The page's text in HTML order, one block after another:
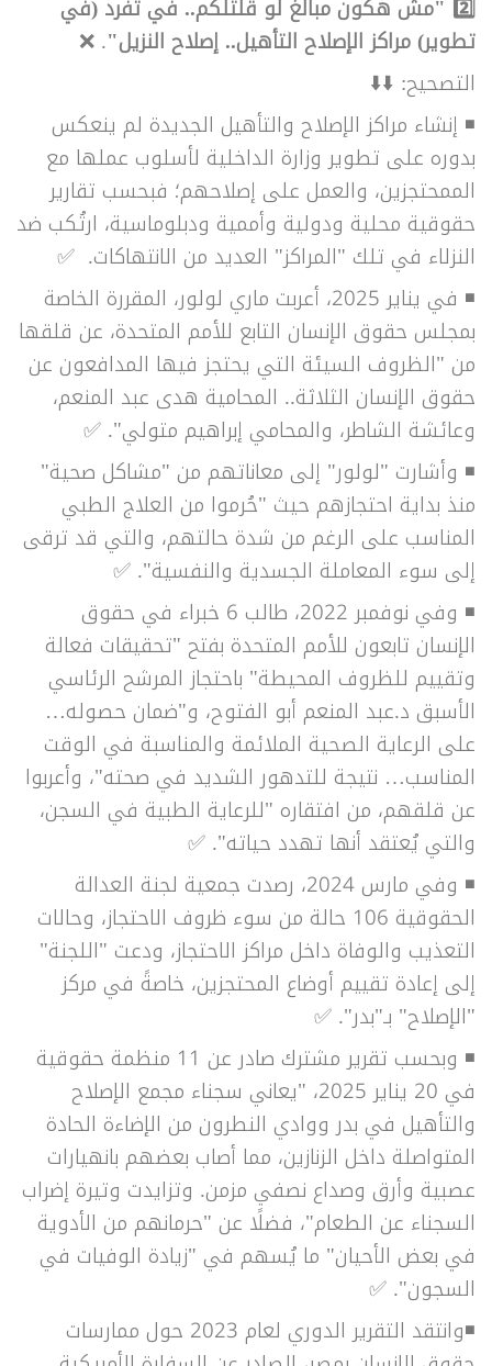
2️⃣ " مش هكون مبالغ لو قلتلكم.. في تفرد (في
تطوير) مراكز الإصلاح التأهيل.. إصلاح النزيل". ❌
التصحيح: ⬇️⬇️
◾ إنشاء مراكز الإصلاح والتأهيل الجديدة لم ينعكس
بدوره على تطوير وزارة الداخلية لأسلوب عملها مع
الممحتجزين، والعمل على إصلاحهم؛ فبحسب تقارير
حقوقية محلية ودولية وأممية ودبلوماسية، ارتُكب ضد
النزلاء في تلك "المراكز" العديد من الانتهاكات. ✅
◾
في يناير 2025، أعربت ماري لولور، المقررة الخاصة
بمجلس حقوق الإنسان التابع للأمم المتحدة، عن قلقها
من "الظروف السيئة التي يحتجز فيها المدافعون عن
حقوق الإنسان الثلاثة.. المحامية هدى عبد المنعم،
وعائشة الشاطر، والمحامي إبراهيم متولي". ✅
◾ وأشارت "لولور" إلى معاناتهم من "مشاكل صحية"
منذ بداية احتجازهم حيث "حُرموا من العلاج الطبي
المناسب على الرغم من شدة حالتهم، والتي قد ترقى
إلى سوء المعاملة الجسدية والنفسية". ✅
◾
وفي نوفمبر 2022، طالب 6 خبراء في حقوق
الإنسان تابعون للأمم المتحدة بفتح "تحقيقات فعالة
وتقييم للظروف المحيطة" باحتجاز المرشح الرئاسي
الأسبق د.عبد المنعم أبو الفتوح، و"ضمان حصوله…
على الرعاية الصحية الملائمة والمناسبة في الوقت
المناسب… نتيجة للتدهور الشديد في صحته"، وأعربوا
عن قلقهم، من افتقاره "للرعاية الطبية في السجن،
والتي يُعتقد أنها تهدد حياته". ✅
◾
وفي مارس 2024، رصدت جمعية لجنة العدالة
الحقوقية 106 حالة من سوء ظروف الاحتجاز، وحالات
التعذيب والوفاة داخل مراكز الاحتجاز، ودعت "اللجنة"
إلى إعادة تقييم أوضاع المحتجزين، خاصةً في مركز
"الإصلاح" بـ"بدر". ✅
◾
وبحسب تقرير مشترك صادر عن 11 منظمة حقوقية
في 20 يناير 2025، "يعاني سجناء مجمع الإصلاح
والتأهيل في بدر ووادي النطرون من الإضاءة الحادة
المتواصلة داخل الزنازين، مما أصاب بعضهم بانهيارات
عصبية وأرق وصداع نصفي مزمن. وتزايدت وتيرة إضراب
السجناء عن الطعام"، فضلًا عن "حرمانهم من الأدوية
في بعض الأحيان" ما يُسهم في "زيادة الوفيات في
السجون". ✅
◾و
انتقد التقرير الدوري لعام 2023 حول ممارسات